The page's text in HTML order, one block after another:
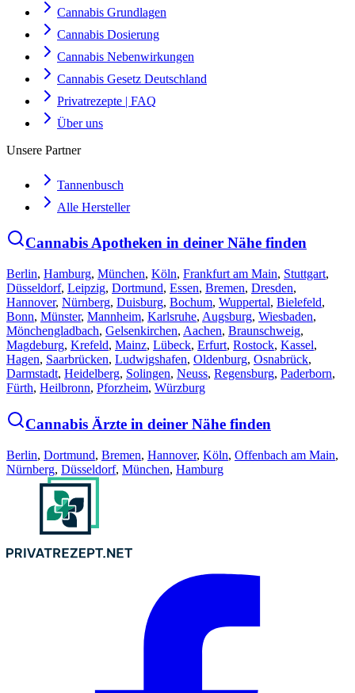
Cannabis Grundlagen
Cannabis Dosierung
Cannabis Nebenwirkungen
Cannabis Gesetz Deutschland
Privatrezepte | FAQ
Über uns
Unsere Partner
Tannenbusch
Alle Hersteller
Cannabis Apotheken in deiner Nähe finden
Berlin, Hamburg, München, Köln, Frankfurt am Main, Stuttgart,
Düsseldorf, Leipzig, Dortmund, Essen, Bremen, Dresden,
Hannover, Nürnberg, Duisburg, Bochum, Wuppertal, Bielefeld,
Bonn, Münster, Mannheim, Karlsruhe, Augsburg, Wiesbaden,
Mönchengladbach, Gelsenkirchen, Aachen, Braunschweig,
Magdeburg, Krefeld, Mainz, Lübeck, Erfurt, Rostock, Kassel,
Hagen, Saarbrücken, Ludwigshafen, Oldenburg, Osnabrück,
Darmstadt, Heidelberg, Solingen, Neuss, Regensburg, Paderborn,
Fürth, Heilbronn, Pforzheim, Würzburg
Cannabis Ärzte in deiner Nähe finden
Berlin, Dortmund, Bremen, Hannover, Köln, Offenbach am Main,
Nürnberg, Düsseldorf, München, Hamburg